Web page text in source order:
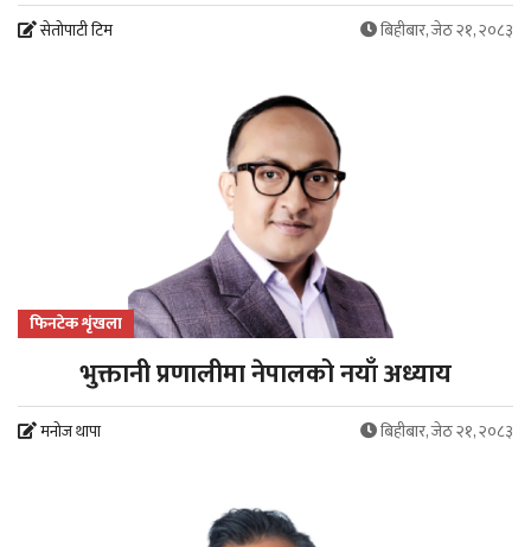
सेतोपाटी टिम बिहीबार, जेठ २१, २०८३
फिनटेक शृंखला
भुक्तानी प्रणालीमा नेपालको नयाँ अध्याय
मनोज थापा बिहीबार, जेठ २१, २०८३